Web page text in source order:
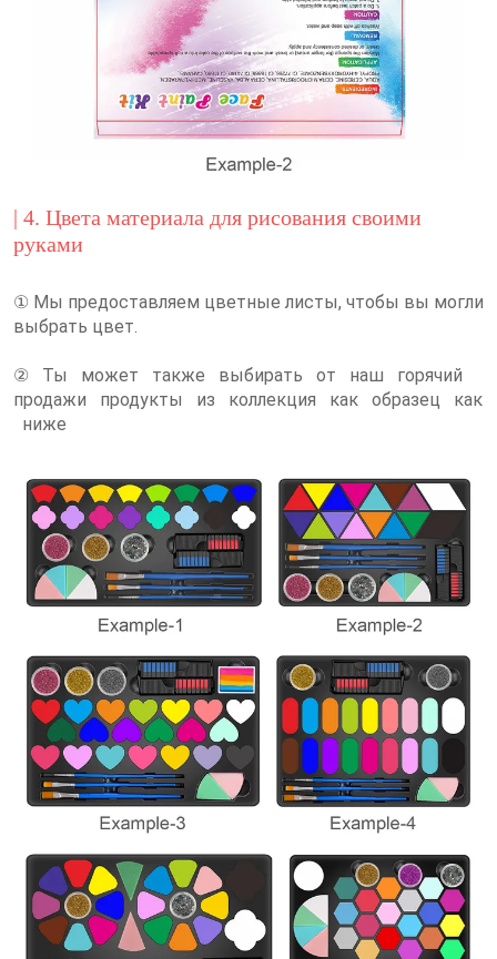
| 4. Цвета материала для рисования своими
руками
① Мы предоставляем цветные листы, чтобы вы могли
выбрать цвет.
② Ты может также выбирать от наш горячий
продажи продукты из коллекция как образец как
ниже